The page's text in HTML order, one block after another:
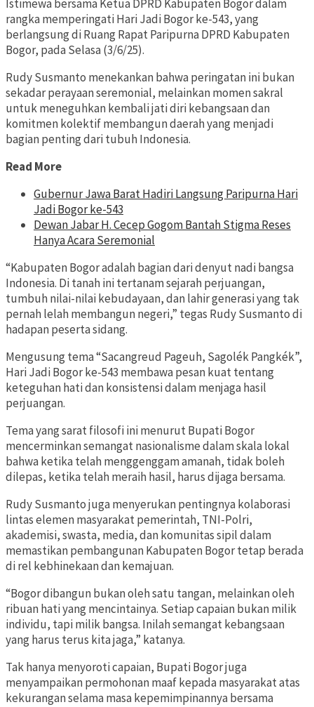
Istimewa bersama Ketua DPRD Kabupaten Bogor dalam
rangka memperingati Hari Jadi Bogor ke-543, yang
berlangsung di Ruang Rapat Paripurna DPRD Kabupaten
Bogor, pada Selasa (3/6/25).
Rudy Susmanto menekankan bahwa peringatan ini bukan
sekadar perayaan seremonial, melainkan momen sakral
untuk meneguhkan kembali jati diri kebangsaan dan
komitmen kolektif membangun daerah yang menjadi
bagian penting dari tubuh Indonesia.
Read More
Gubernur Jawa Barat Hadiri Langsung Paripurna Hari
Jadi Bogor ke-543
Dewan Jabar H. Cecep Gogom Bantah Stigma Reses
Hanya Acara Seremonial
“Kabupaten Bogor adalah bagian dari denyut nadi bangsa
Indonesia. Di tanah ini tertanam sejarah perjuangan,
tumbuh nilai-nilai kebudayaan, dan lahir generasi yang tak
pernah lelah membangun negeri,” tegas Rudy Susmanto di
hadapan peserta sidang.
Mengusung tema “Sacangreud Pageuh, Sagolék Pangkék”,
Hari Jadi Bogor ke-543 membawa pesan kuat tentang
keteguhan hati dan konsistensi dalam menjaga hasil
perjuangan.
Tema yang sarat filosofi ini menurut Bupati Bogor
mencerminkan semangat nasionalisme dalam skala lokal
bahwa ketika telah menggenggam amanah, tidak boleh
dilepas, ketika telah meraih hasil, harus dijaga bersama.
Rudy Susmanto juga menyerukan pentingnya kolaborasi
lintas elemen masyarakat pemerintah, TNI-Polri,
akademisi, swasta, media, dan komunitas sipil dalam
memastikan pembangunan Kabupaten Bogor tetap berada
di rel kebhinekaan dan kemajuan.
“Bogor dibangun bukan oleh satu tangan, melainkan oleh
ribuan hati yang mencintainya. Setiap capaian bukan milik
individu, tapi milik bangsa. Inilah semangat kebangsaan
yang harus terus kita jaga,” katanya.
Tak hanya menyoroti capaian, Bupati Bogor juga
menyampaikan permohonan maaf kepada masyarakat atas
kekurangan selama masa kepemimpinannya bersama